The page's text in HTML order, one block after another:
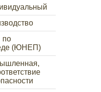
по
(ЮНЕП)